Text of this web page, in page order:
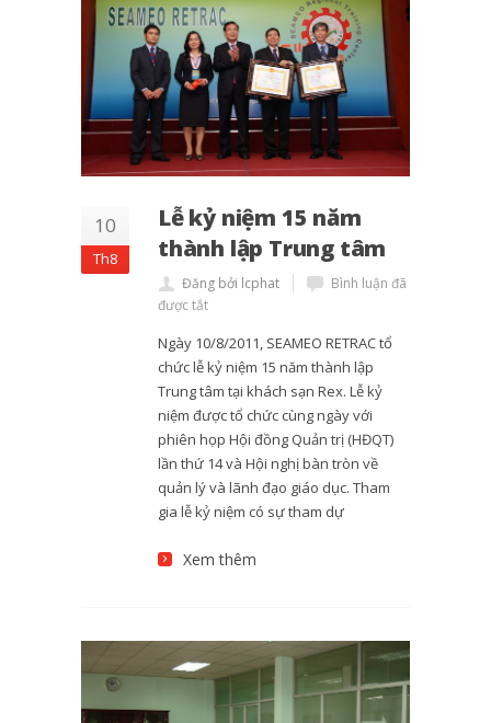
10
Th8
Lễ kỷ niệm 15 năm
thành lập Trung tâm
Đăng bởi lcphat
Bình luận đã
được tắt
Ngày 10/8/2011, SEAMEO RETRAC tổ
chức lễ kỷ niệm 15 năm thành lập
Trung tâm tại khách sạn Rex. Lễ kỷ
niệm được tổ chức cùng ngày với
phiên họp Hội đồng Quản trị (HĐQT)
lần thứ 14 và Hội nghị bàn tròn về
quản lý và lãnh đạo giáo dục. Tham
gia lễ kỷ niệm có sự tham dự
Xem thêm